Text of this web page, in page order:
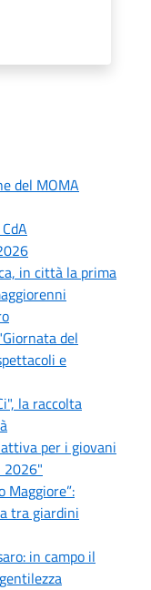
del MOMA
in città la prima
del
e
la raccolta
per i giovani
2026"
Maggiore”:
tra giardini
in campo il